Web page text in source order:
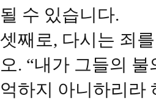
될 수 있습니다.
셋째로, 다시는 죄
오. “내가 그들의
억하지 아니하리라